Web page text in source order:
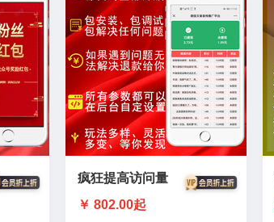
疯狂提高访问量
￥ 802.00起